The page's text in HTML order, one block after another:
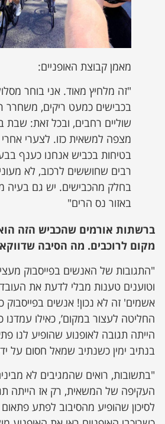
מאמן קבוצת האופניים:
"זה מלחיץ מאוד. אני בוחר
בכבישים כמעט ריקים, משחרר
שוליים רחבים, ובכל זאת: שבת
מצפה למשאית כזו. לצערי אחרי
בטיחות בכביש אנחנו כענף
רבים שחוששים לרכוב, לא
בחלק מהכבישים. יש גם בעיה
באזור נס הרים"
ברשתות אורמים שהכביש הזה
מקום לרוכבים. מה הסיבה
"התגובות של האנשים בפייסבוק
וטוענים טענות מבלי לדעת את
אשמים' זה לא נכון! אנשים בפייסבוק
החליטה לעצור במקום’, כאילו עמדנו
הייתה תגובה לאופנוע שהופיע לנו
בנתיב ימין כשנתיב שמאל חסום על
"בתשובות, רואים שהמגיבים לא
העקיפה של המשאית, רק אז הייתה
לסיכון שהופיע מהסיבוב לפתע